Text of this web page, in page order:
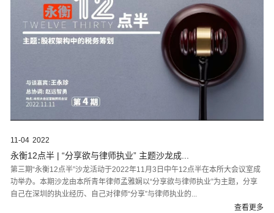
11-04 2022
永衡12点半 | “分享欲与律师执业” 主题沙龙成...
第三期“永衡12点半”沙龙活动于2022年11月3日中午12点半在本所大会议室成
功举办。本期沙龙由本所青年律师孟雅娴以“分享欲与律师执业”为主题，分享
自己在深圳的执业经历、自己对律师“分享”与律师执业的...
查看更多